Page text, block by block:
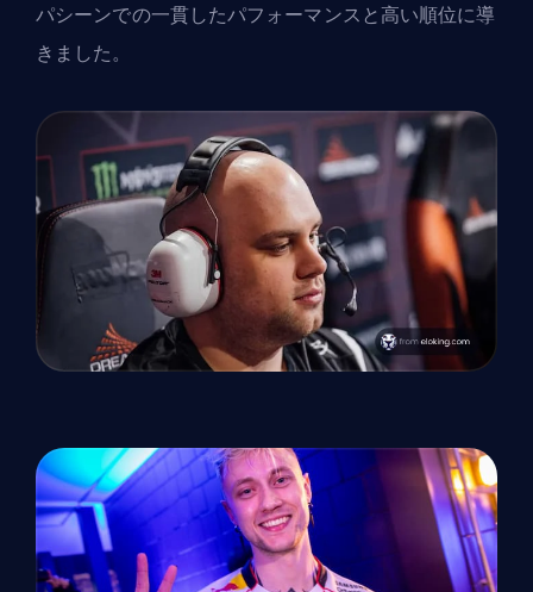
パシーンでの一貫したパフォーマンスと高い順位に導
きました。